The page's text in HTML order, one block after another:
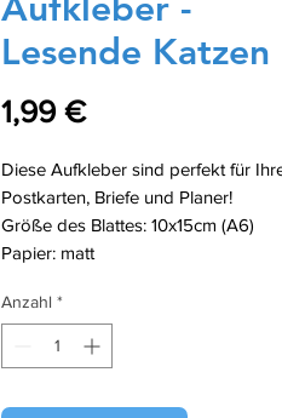
Lesende Katzen
1,99 €Preis
Diese Aufkleber sind perfekt für
Postkarten, Briefe und Planer!
Größe des Blattes: 10x15cm (A6)
Papier: matt
Anzahl *